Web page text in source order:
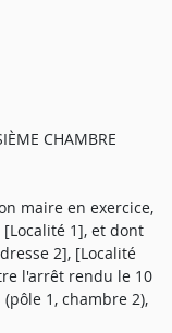
CHAMBRE
maire en exercice,
1], et dont
2], [Localité
l'arrêt rendu le 10
1, chambre 2),